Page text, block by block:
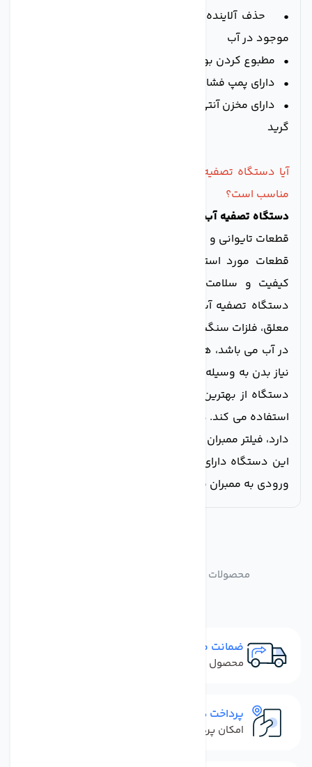
• حذف آلاینده ها، ذرات معلق، فلزات سنگین و کلر
موجود در آب
• مطبوع کردن بو، طعم و رنگ آب
• دارای پمپ فشار قوی و کیج فشار سنج
• دارای مخزن آنتی باکتریال، فیلترها و هوزینگ های فود
گرید
مناسب است؟
دستگاه تصفیه آب 6 مرحله ای تایوانی AGM
قطعات تایوانی و در داخل ایران مونتاژ شده است. کیفیت
قطعات مورد استفاده در این دستگاه، تضمین کننده
کیفیت و سلامت آب تصفیه شده خروجی می باشد.
معلق، فلزات سنگین، کلر، بو، رنگ و طعم نامطبوع موجود
در آب می باشد، همچنین در مرحله آخر مواد معدنی مورد
نیاز بدن به وسیله فیلتر مینرال به آب اضافه می شود. این
دستگاه از بهترین روش تصفیه آب یعنی اسمز معکوس
استفاده می کند. در این روش فیلتر ممبران اهمیت زیادی
این دستگاه دارای گیج فشار برای اطلاع از وضعیت فشار
ورودی به ممبران نیز می باشد.
محصولات مشابه تصفیه آب 6 مرحله ای AGM
ضمانت مرجوعی
محصول نباید آسیب دیده باشد
پرداخت در محل
امکان پرداخت کل فاکتور در محل